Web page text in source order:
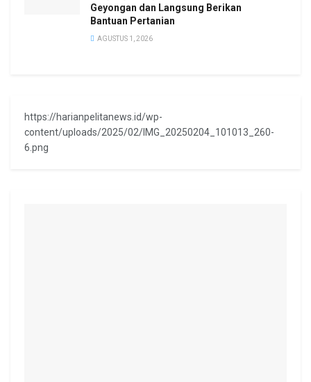
Geyongan dan Langsung Berikan
Bantuan Pertanian
AGUSTUS 1, 2026
https://harianpelitanews.id/wp-
content/uploads/2025/02/IMG_20250204_101013_260-
6.png